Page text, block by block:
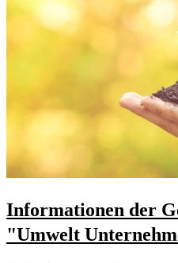
Informationen der
"Umwelt